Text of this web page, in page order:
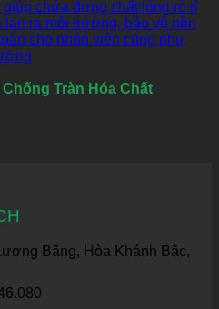
Tràn Hóa Chất
Bằng, Hòa Khánh Bắc,